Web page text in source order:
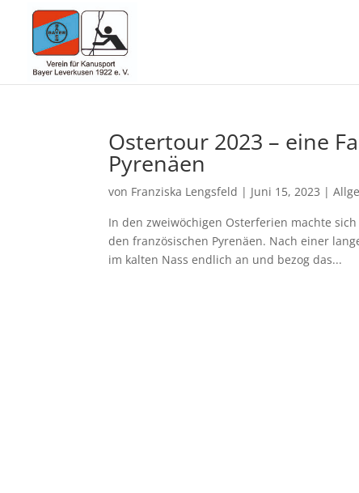
Ostertour 2023 – eine
Pyrenäen
von Franziska Lengsfeld | Juni 15, 2023 |
In den zweiwöchigen Osterferien machte
den französischen Pyrenäen. Nach einer
im kalten Nass endlich an und bezog das...